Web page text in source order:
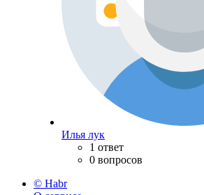
Илья лук
1 ответ
0 вопросов
© Habr